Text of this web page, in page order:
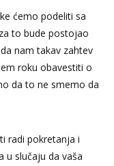
ćemo podeliti sa
to bude postojao
nam takav zahtev
roku obavestiti o
da to ne smemo da
radi pokretanja i
u slučaju da vaša